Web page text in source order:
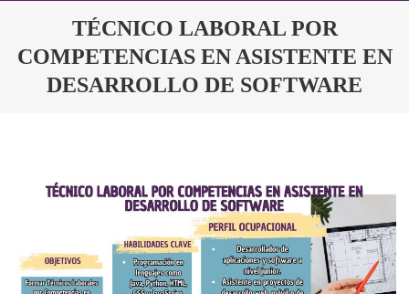
TÉCNICO LABORAL POR
COMPETENCIAS EN ASISTENTE EN
DESARROLLO DE SOFTWARE